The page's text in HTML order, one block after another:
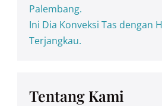
Palembang.
Ini Dia Konveksi Tas dengan
Terjangkau.
Tentang Kami